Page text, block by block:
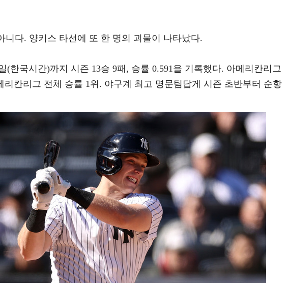
니다. 양키스 타선에 또 한 명의 괴물이 나타났다.
(한국시간)까지 시즌 13승 9패, 승률 0.591을 기록했다. 아메리칸리그
리칸리그 전체 승률 1위. 야구계 최고 명문팀답게 시즌 초반부터 순항